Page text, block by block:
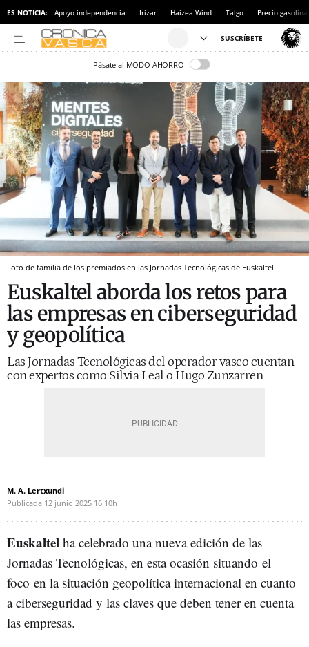
ES NOTICIA: Apoyo independencia Irizar Haizea Wind Talgo Precio gasolina
Pásate al MODO AHORRO
Foto de familia de los premiados en las Jornadas Tecnológicas de Euskaltel
Euskaltel aborda los retos para
las empresas en ciberseguridad
y geopolítica
Las Jornadas Tecnológicas del operador vasco cuentan
con expertos como Silvia Leal o Hugo Zunzarren
M. A. Lertxundi
Publicada 12 junio 2025 16:10h
Euskaltel ha celebrado una nueva edición de las
Jornadas Tecnológicas, en esta ocasión situando el
foco en la situación geopolítica internacional en cuanto
a ciberseguridad y las claves que deben tener en cuenta
las empresas.